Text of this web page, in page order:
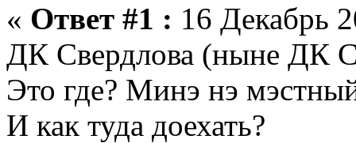
« Ответ #1 : 16 Декабрь
ДК Свердлова (ныне ДК
Это где? Минэ нэ
И как туда доехать?